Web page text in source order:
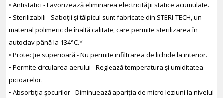
• Antistatici - Favorizează eliminarea electricităţii statice acumulate.
• Sterilizabili - Saboţii şi tălpicul sunt fabricate din STERI-TECH, un
material polimeric de înaltă calitate, care permite sterilizarea în
autoclav până la 134°C.*
• Protecţie superioară - Nu permite infiltrarea de lichide la interior.
• Permite circularea aerului - Reglează temperatura şi umiditatea
picioarelor.
• Absorbţia şocurilor - Diminuează apariţia de micro leziuni la nivelul